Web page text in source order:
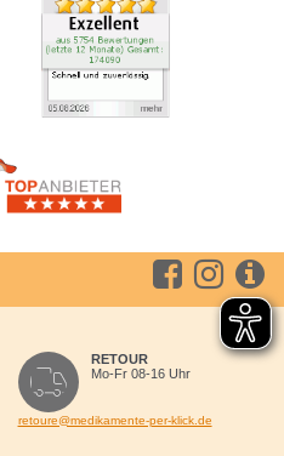
RETOUR
Mo-Fr 08-16 Uhr
retoure@medikamente-per-klick.de